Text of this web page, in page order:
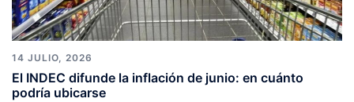
14 JULIO, 2026
El INDEC difunde la inflación de junio: en cuánto
podría ubicarse